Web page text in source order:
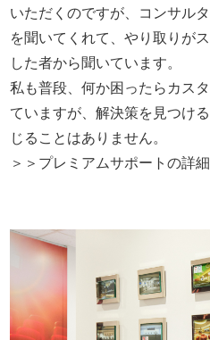
いただくのですが、コンサル
を聞いてくれて、やり取りが
した者から聞いています。
私も普段、何か困ったらカス
ていますが、解決策を見つけ
じることはありません。
＞＞プレミアムサポートの詳